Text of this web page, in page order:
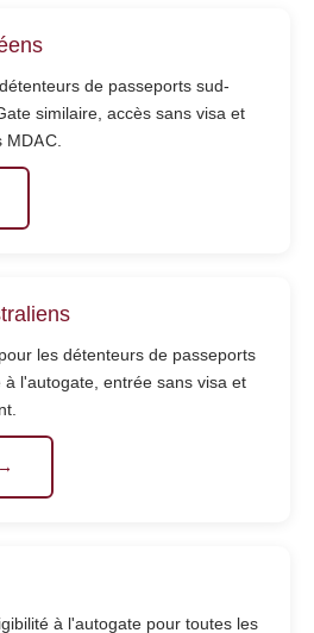
de passeports sud-
similaire, accès sans visa et
MDAC.
les détenteurs de passeports
l'autogate, entrée sans visa et
à l'autogate pour toutes les